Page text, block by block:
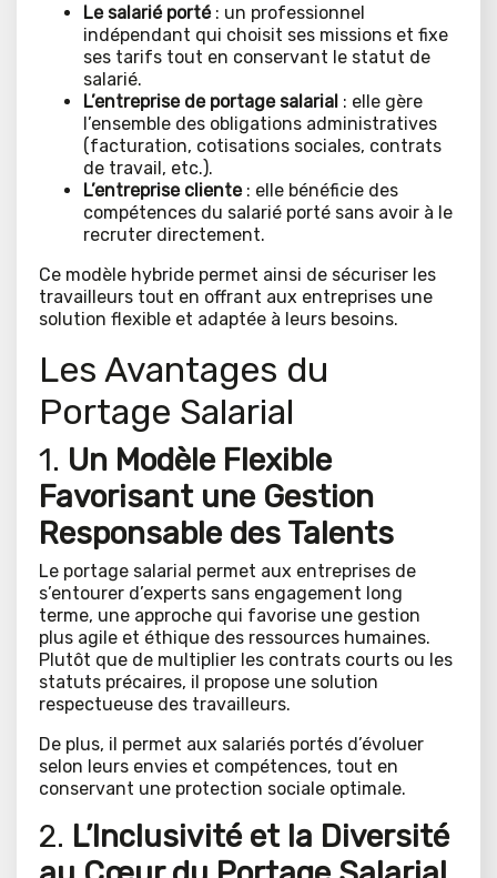
Le salarié porté: un professionnel
indépendant qui choisit ses missions et fixe
ses tarifs tout en conservant le statut de
salarié.
L’entreprise de portage salarial : elle gère
l’ensemble des obligations administratives
(facturation, cotisations sociales, contrats
de travail, etc.).
L’entreprise cliente: elle bénéficie des
compétences du salarié porté sans avoir à le
recruter directement.
Ce modèle hybride permet ainsi de sécuriser les
travailleurs tout en offrant aux entreprises une
solution flexible et adaptée à leurs besoins.
Les Avantages du
Portage Salarial
1. Un Modèle Flexible
Favorisant une Gestion
Responsable des Talents
Le portage salarial permet aux entreprises de
s’entourer d’experts sans engagement long
terme, une approche qui favorise une gestion
plus agile et éthique des ressources humaines.
Plutôt que de multiplier les contrats courts ou les
statuts précaires, il propose une solution
respectueuse des travailleurs.
De plus, il permet aux salariés portés d’évoluer
selon leurs envies et compétences, tout en
conservant une protection sociale optimale.
2. L’Inclusivité et la Diversité